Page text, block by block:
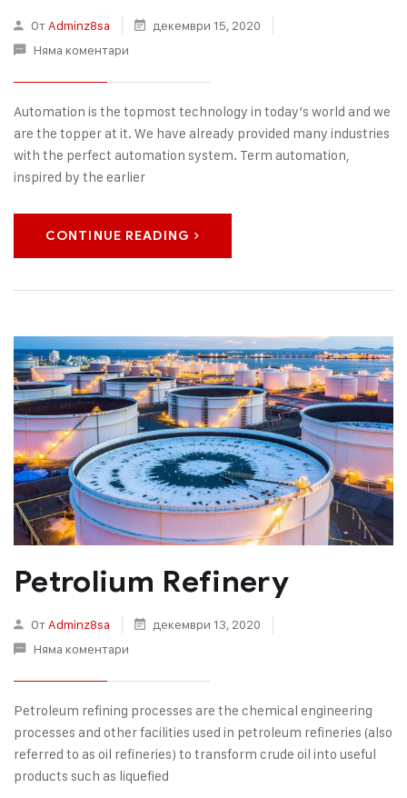
От Adminz8sa
декември 15, 2020
Няма коментари
Automation is the topmost technology in today’s world and we
are the topper at it. We have already provided many industries
with the perfect automation system. Term automation,
inspired by the earlier
CONTINUE READING
Petrolium Refinery
От Adminz8sa
декември 13, 2020
Няма коментари
Petroleum refining processes are the chemical engineering
processes and other facilities used in petroleum refineries (also
referred to as oil refineries) to transform crude oil into useful
products such as liquefied